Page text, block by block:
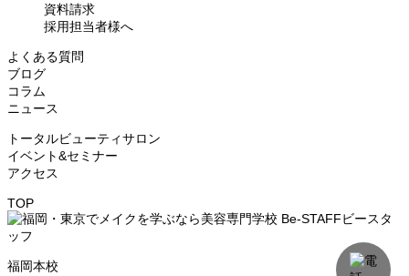
資料請求
採用担当者様へ
よくある質問
ブログ
コラム
ニュース
トータルビューティサロン
イベント&セミナー
アクセス
TOP
福岡本校